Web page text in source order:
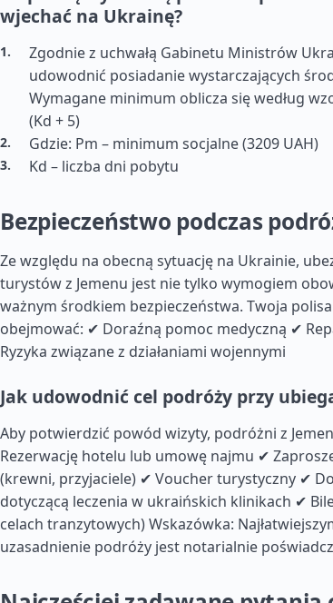
wjechać na Ukrainę?
Zgodnie z uchwałą Gabinetu Ministrów
udowodnić posiadanie wystarczających
Wymagane minimum oblicza się według
(Kd + 5)
Gdzie: Pm – minimum socjalne (3209 UAH)
Kd – liczba dni pobytu
Bezpieczeństwo podczas
Ze względu na obecną sytuację na Ukrainie,
turystów z Jemenu jest nie tylko wymogiem
ważnym środkiem bezpieczeństwa. Twoja
obejmować: ✔ Doraźną pomoc medyczną ✔
Ryzyka związane z działaniami wojennymi
Jak udowodnić cel podróży przy
Aby potwierdzić powód wizyty, podróżni z
Rezerwację hotelu lub umowę najmu ✔
(krewni, przyjaciele) ✔ Voucher turystyczny ✔
dotyczącą leczenia w ukraińskich klinikach ✔
celach tranzytowych) Wskazówka:
uzasadnienie podróży jest notarialnie